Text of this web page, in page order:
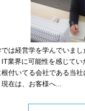
では経営学を学んでいま
IT業界に可能性を感じて
根付いてる会社である当
在は、お客様へ...